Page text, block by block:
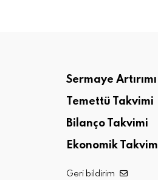
Sermaye Artırımı
Temettü Takvimi
Bilanço Takvimi
Ekonomik Takvim
Geri bildirim